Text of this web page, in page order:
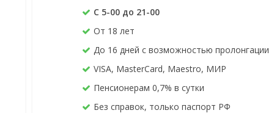
С 5-00 до 21-00
От 18 лет
До 16 дней с возможностью пролонгации
VISA, MasterCard, Maestro, МИР
Пенсионерам 0,7% в сутки
Без справок, только паспорт РФ